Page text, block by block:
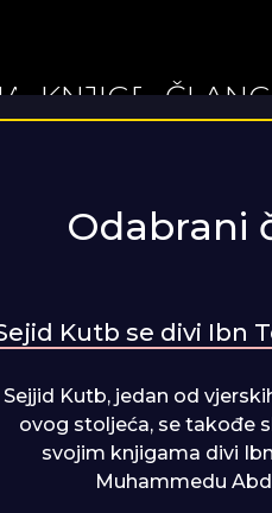
KNJIGE
Odabrani
Kutb se divi Ibn
Sejjid Kutb, jedan od
ovog stoljeća, se takođe
svojim knjigama divi
Muhammedu